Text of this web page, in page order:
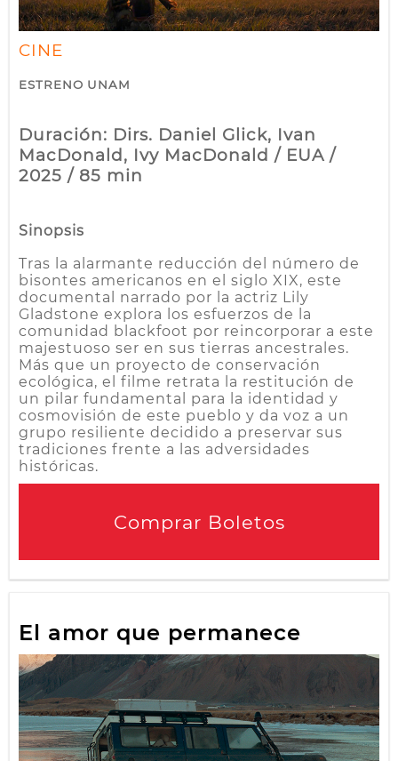
CINE
ESTRENO UNAM
Duración: Dirs. Daniel Glick, Ivan
MacDonald, Ivy MacDonald / EUA /
2025 / 85 min
Sinopsis
Tras la alarmante reducción del número de
bisontes americanos en el siglo XIX, este
documental narrado por la actriz Lily
Gladstone explora los esfuerzos de la
comunidad blackfoot por reincorporar a este
majestuoso ser en sus tierras ancestrales.
Más que un proyecto de conservación
ecológica, el filme retrata la restitución de
un pilar fundamental para la identidad y
cosmovisión de este pueblo y da voz a un
grupo resiliente decidido a preservar sus
tradiciones frente a las adversidades
históricas.
Comprar Boletos
El amor que permanece